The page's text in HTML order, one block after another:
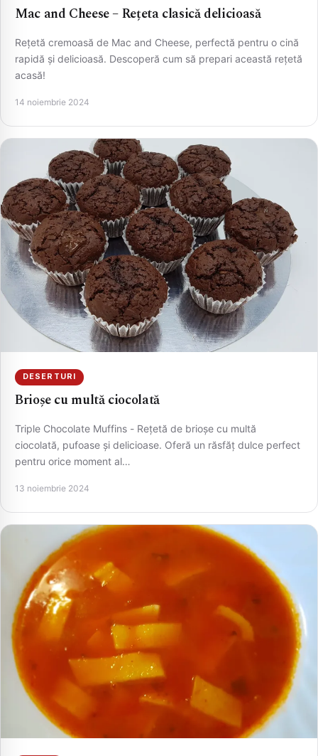
Mac and Cheese – Rețeta clasică delicioasă
Rețetă cremoasă de Mac and Cheese, perfectă pentru o cină
rapidă și delicioasă. Descoperă cum să prepari această rețetă
acasă!
14 noiembrie 2024
DESERTURI
Brioșe cu multă ciocolată
Triple Chocolate Muffins - Rețetă de brioșe cu multă
ciocolată, pufoase și delicioase. Oferă un răsfăț dulce perfect
pentru orice moment al…
13 noiembrie 2024